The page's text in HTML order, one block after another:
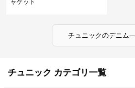
ャケット
チュニックのデニム
チュニック カテゴリ一覧